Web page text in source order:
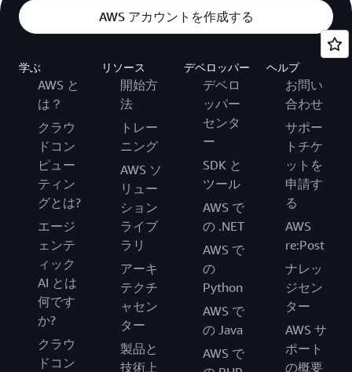
AWS アカウントを作成する
学ぶ
AWS と
は？
クラウ
ドコン
ピュー
ティン
グとは?
エージ
ェンテ
ィック
AI とは
何です
か?
クラウ
ドコン
リソース
開始方
法
トレー
ニング
AWS ソ
リュー
ション
ライブ
ラリ
アーキ
テクチ
ャセン
ター
製品と
技術上
デベロッパー
デベロ
ッパー
センタ
ー
SDK と
ツール
AWS で
の .NET
AWS で
の
Python
AWS で
の Java
AWS で
ヘルプ
お問い
合わせ
サポー
トチケ
ットを
申請す
る
AWS
re:Post
ナレッ
ジセン
ター
AWS サ
ポート
の概要